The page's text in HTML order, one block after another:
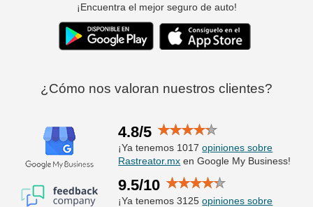
¡Encuentra el mejor seguro de auto!
¿Cómo nos valoran nuestros clientes?
4.8/5
¡Ya tenemos 1017opiniones sobre
Rastreator.mx en Google My Business!
9.5/10
¡Ya tenemos 3125opiniones sobre